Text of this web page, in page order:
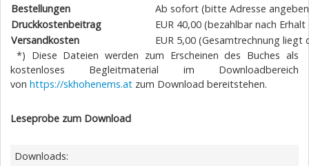
Bestellungen
Ab sofort (bitte Adresse
Druckkostenbeitrag
EUR 40,00 (bezahlbar nach
Versandkosten
EUR 5,00 (Gesamtrechnung liegt
*) Diese Dateien werden zum Erscheinen des Buches als
kostenloses Begleitmaterial im Downloadbereich
vonhttps://skhohenems.at zum Download bereitstehen.
Leseprobe zum Download
Downloads: